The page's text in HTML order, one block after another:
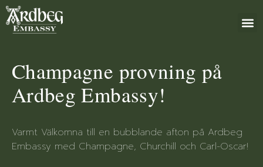
Champagne provning på
Ardbeg Embassy!
Varmt Välkomna till en bubblande afton på Ardbeg
Embassy med Champagne, Churchill och Carl-Oscar!